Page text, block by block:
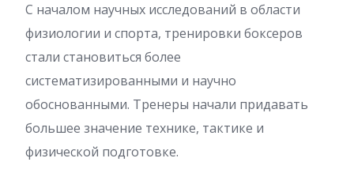
С началом научных исследований в области
физиологии и спорта, тренировки боксеров
стали становиться более
систематизированными и научно
обоснованными. Тренеры начали придавать
большее значение технике, тактике и
физической подготовке.